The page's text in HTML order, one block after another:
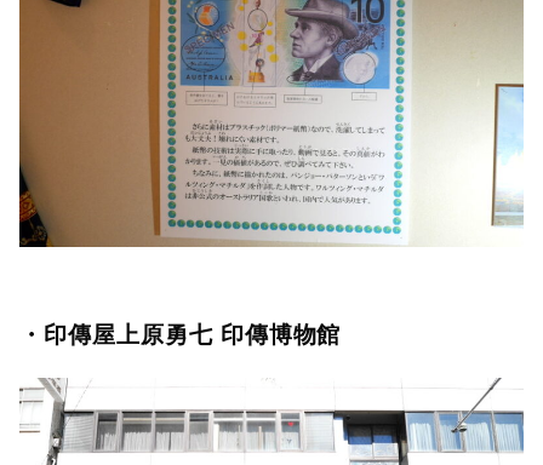
・印傳屋上原勇七 印傳博物館